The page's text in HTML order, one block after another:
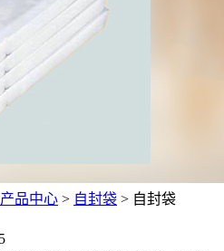
产品中心 > 自封袋 > 自封袋